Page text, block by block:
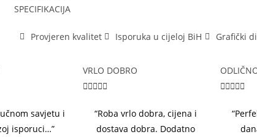
SPECIFIKACIJA
Provjeren kvalitet Isporuka u cijeloj BiH Grafički
savjetu i
isporuci…”
VRLO DOBRO

“Roba vrlo dobra, cijena i
dostava dobra. Dodatno
